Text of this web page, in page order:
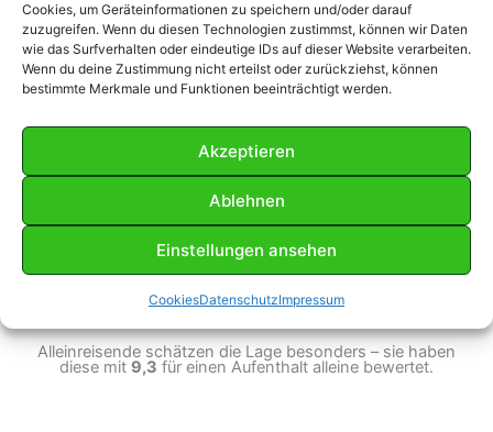
Cookies, um Geräteinformationen zu speichern und/oder darauf
zuzugreifen. Wenn du diesen Technologien zustimmst, können wir Daten
wie das Surfverhalten oder eindeutige IDs auf dieser Website verarbeiten.
Wenn du deine Zustimmung nicht erteilst oder zurückziehst, können
bestimmte Merkmale und Funktionen beeinträchtigt werden.
Akzeptieren
Ablehnen
Einstellungen ansehen
CookiesDatenschutzImpressum
darunter ein Café und eine Bäckerei, innerhalb von 5
Minuten zu Fuß. Die Restaurants Thüringerhof und
Ackerbürgerhof
liegen nur 100 m entfernt an der selben die Straße. In der
ein.
Zu den Höhepunkten der Region gehören das Panorama-
Museum und das Kyffhäuser-Denkmal,
welche sich beide in einer Entfernung von 800 m befinden.
Von der Pension erreichen Sie die Kyffhäuser Therme nach
nur 500 m.
Die Unterkunft bietet Ihnen kostenlose Parkplätze und die
Autobahn A71 liegt 15 km entfernt in östlicher Richtung.
Alleinreisende schätzen die Lage besonders – sie haben
diese mit 9,3 für einen Aufenthalt alleine bewertet.